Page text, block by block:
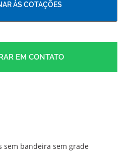
ÀS COTAÇÕES
EM CONTATO
sem bandeira sem grade